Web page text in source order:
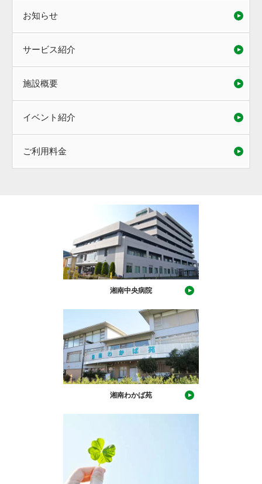
お知らせ
サービス紹介
施設概要
イベント紹介
ご利用料金
湘南中央病院
湘南わかば苑